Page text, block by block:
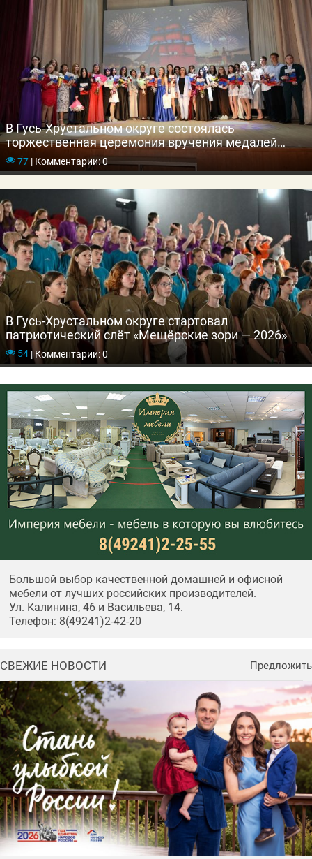
В Гусь-Хрустальном округе состоялась
торжественная церемония вручения медалей
выпускникам школ
77 |Комментарии: 0
В Гусь-Хрустальном округе стартовал
патриотический слёт «Мещёрские зори — 2026»
54 |Комментарии: 0
Большой выбор качественной домашней и офисной
мебели от лучших российских производителей.
Ул. Калинина, 46 и Васильева, 14.
Телефон: 8(49241)2-42-20
СВЕЖИЕ НОВОСТИ Предложить